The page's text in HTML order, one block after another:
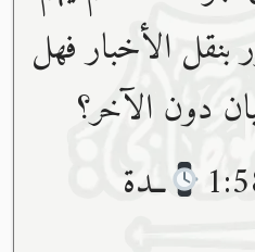
بنقل الأخبار فهل
دون الآخر؟
ــدة